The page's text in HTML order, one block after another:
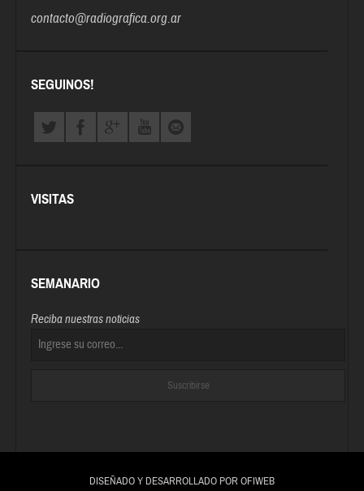
contacto@radiografica.org.ar
SEGUINOS!
VISITAS
SEMANARIO
Reciba nuestras noticias
DISEÑADO Y DESARROLLADO POR OFIWEB